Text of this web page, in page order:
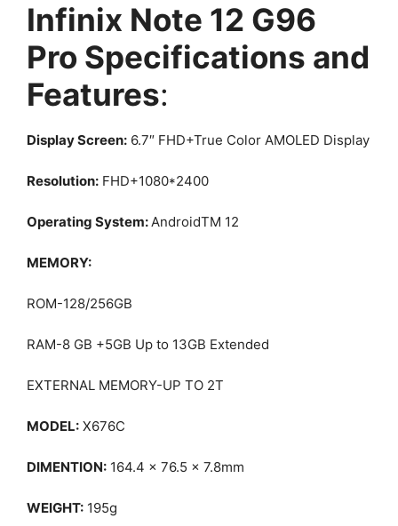
Infinix Note 12 G96
Pro Specifications and
Features:
Display Screen: 6.7″ FHD+True Color AMOLED Display
Resolution: FHD+1080*2400
Operating System:AndroidTM 12
MEMORY:
ROM-128/256GB
RAM-8 GB +5GB Up to 13GB Extended
EXTERNAL MEMORY-UP TO 2T
MODEL: X676C
DIMENTION: 164.4 x 76.5 x 7.8mm
WEIGHT: 195g